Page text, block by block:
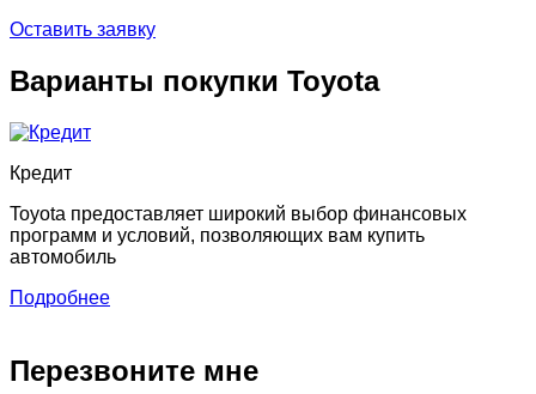
Оставить заявку
Варианты покупки Toyota
Кредит
Toyota предоставляет широкий выбор финансовых
программ и условий, позволяющих вам купить
автомобиль
Подробнее
Перезвоните мне